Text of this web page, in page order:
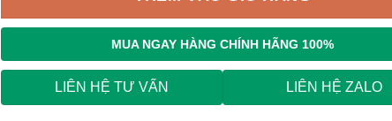
lượng
MUA NGAY HÀNG CHÍNH HÃNG 100%
LIÊN HỆ TƯ VẤN LIÊN HỆ ZALO